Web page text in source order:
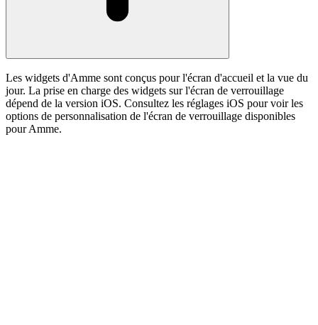
Les widgets d'Amme sont conçus pour l'écran d'accueil et la vue du
jour. La prise en charge des widgets sur l'écran de verrouillage
dépend de la version iOS. Consultez les réglages iOS pour voir les
options de personnalisation de l'écran de verrouillage disponibles
pour Amme.